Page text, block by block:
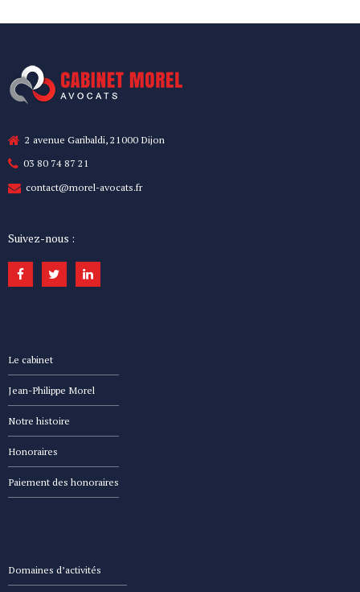
2 avenue Garibaldi, 21000 Dijon
03 80 74 87 21
contact@morel-avocats.fr
Suivez-nous :
Le cabinet
Jean-Philippe Morel
Notre histoire
Honoraires
Paiement des honoraires
Domaines d’activités